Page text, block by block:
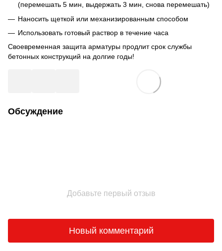
(перемешать 5 мин, выдержать 3 мин, снова перемешать)
Наносить щеткой или механизированным способом
Использовать готовый раствор в течение часа
Своевременная защита арматуры продлит срок службы
бетонных конструкций на долгие годы!
Обсуждение
Добавьте первый отзыв
Новый комментарий